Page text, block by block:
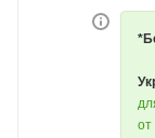
от